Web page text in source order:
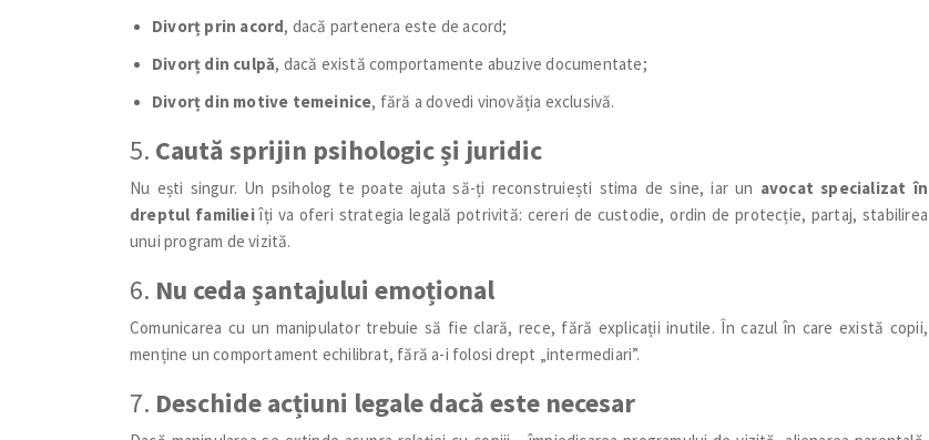
Divorț prin acord, dacă partenera este de acord;
Divorț din culpă, dacă există comportamente abuzive documentate;
Divorț din motive temeinice, fără a dovedi vinovăția exclusivă.
5. Caută sprijin psihologic și juridic
Nu ești singur. Un psiholog te poate ajuta să-ți reconstruiești stima de sine, iar un avocat specializat în
dreptul familieiîți va oferi strategia legală potrivită: cereri de custodie, ordin de protecție, partaj, stabilirea
unui program de vizită.
6. Nu ceda șantajului emoțional
Comunicarea cu un manipulator trebuie să fie clară, rece, fără explicații inutile. În cazul în care există copii,
menține un comportament echilibrat, fără a-i folosi drept „intermediari”.
7. Deschide acțiuni legale dacă este necesar